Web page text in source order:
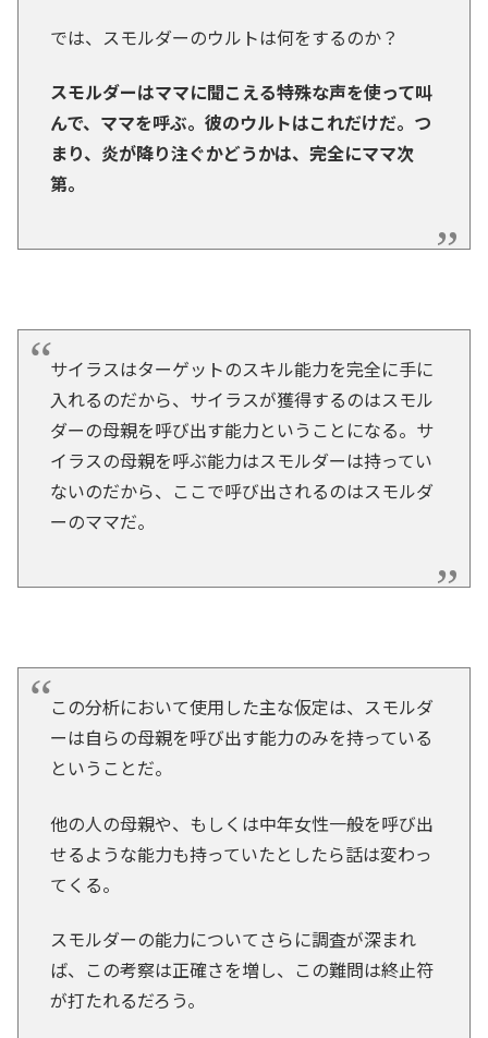
では、スモルダーのウルトは何をするのか？
スモルダーはママに聞こえる特殊な声を使って叫
んで、ママを呼ぶ。彼のウルトはこれだけだ。つ
まり、炎が降り注ぐかどうかは、完全にママ次
第。
サイラスはターゲットのスキル能力を完全に手に
入れるのだから、サイラスが獲得するのはスモル
ダーの母親を呼び出す能力ということになる。サ
イラスの母親を呼ぶ能力はスモルダーは持ってい
ないのだから、ここで呼び出されるのはスモルダ
ーのママだ。
この分析において使用した主な仮定は、スモルダ
ーは自らの母親を呼び出す能力のみを持っている
ということだ。
他の人の母親や、もしくは中年女性一般を呼び出
せるような能力も持っていたとしたら話は変わっ
てくる。
スモルダーの能力についてさらに調査が深まれ
ば、この考察は正確さを増し、この難問は終止符
が打たれるだろう。